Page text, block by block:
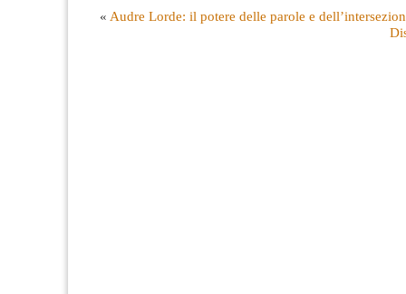
« Audre Lorde: il potere delle parole e